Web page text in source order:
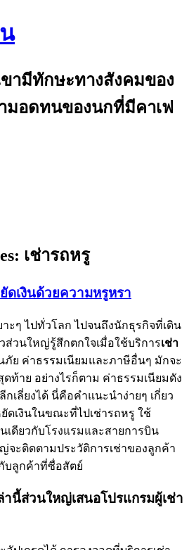
ขามีทักษะทางสังคมของ
มอดทนของนกที่มีคาเฟ
เช่ารถหรู
ดเงินด้วยความหรูหรา
ะๆ ไปทั่วโลก ไปจนถึงนักธุรกิจที่เดิน
ส่วนใหญ่รู้สึกตกใจเมื่อใช้บริการเช่า
ย ค่าธรรมเนียมและภาษีอื่นๆ มักจะ
ดท้าย อย่างไรก็ตาม ค่าธรรมเนียมดัง
เลี่ยงได้ นี่คือคำแนะนำง่ายๆ เกี่ยว
เงินในขณะที่ไปเช่ารถหรู ใช้
เดียวกับโรงแรมและสายการบิน
จะติดตามประวัติการเช่าของลูกค้า
บลูกค้าที่ซื่อสัตย์
านี้ส่วนใหญ่เสนอโปรแกรมผู้เช่า